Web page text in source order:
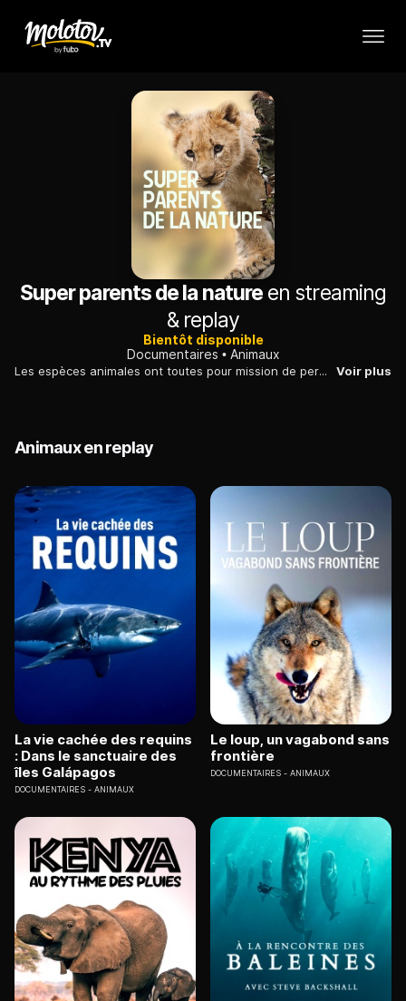
Super parents de la nature en streaming
& replay
Bientôt disponible
Documentaires
Animaux
Les espèces animales ont toutes pour mission de permettre à la nouvelle génération d'atteindre l'âge adulte et de pouvoir à son tour assurer une descendance. Voir plus
Animaux en replay
La vie cachée des requins
: Dans le sanctuaire des
îles Galápagos
DOCUMENTAIRES ANIMAUX
Le loup, un vagabond sans
frontière
DOCUMENTAIRES ANIMAUX